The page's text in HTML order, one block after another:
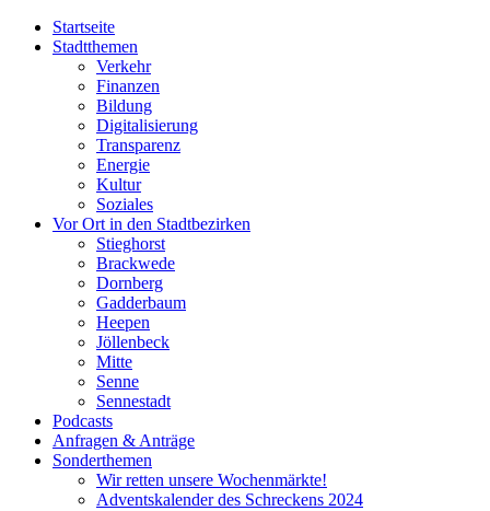
Startseite
Stadtthemen
Verkehr
Finanzen
Bildung
Digitalisierung
Transparenz
Energie
Kultur
Soziales
Vor Ort in den Stadtbezirken
Stieghorst
Brackwede
Dornberg
Gadderbaum
Heepen
Jöllenbeck
Mitte
Senne
Sennestadt
Podcasts
Anfragen & Anträge
Sonderthemen
Wir retten unsere Wochenmärkte!
Adventskalender des Schreckens 2024